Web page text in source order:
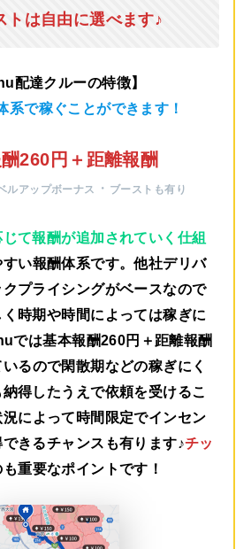
トは自由に選べます♪
配達クルーの特徴】
系で稼ぐことができます！
260円＋距離報酬
ルアップボーナス ・ ブーストも有り
て報酬が追加されていく仕組
い報酬体系です。他社デリバ
プライシングがベースなので
時期や時間によっては稼ぎに
では基本報酬260円＋距離報酬
るので閑散期などの稼ぎにく
得したうえで依頼を受けるこ
況によって時間限定でインセン
きるチャンスも有ります♪チッ
も重要なポイントです！